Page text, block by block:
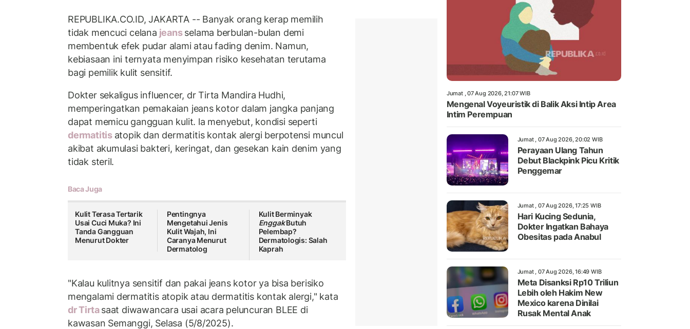
REPUBLIKA.CO.ID, JAKARTA -- Banyak orang kerap memilih
tidak mencuci celana jeansselama berbulan-bulan demi
membentuk efek pudar alami atau fading denim. Namun,
kebiasaan ini ternyata menyimpan risiko kesehatan terutama
bagi pemilik kulit sensitif.
Dokter sekaligus influencer, dr Tirta Mandira Hudhi,
memperingatkan pemakaian jeans kotor dalam jangka panjang
dapat memicu gangguan kulit. la menyebut, kondisi seperti
dermatitis atopik dan dermatitis kontak alergi berpotensi muncul
akibat akumulasi bakteri, keringat, dan gesekan kain denim yang
tidak steril.
Baca Juga
Kulit Terasa Tertarik
Usai Cuci Muka? Ini
Tanda Gangguan
Menurut Dokter
Pentingnya
Mengetahui Jenis
Kulit Wajah, Ini
Caranya Menurut
Dermatolog
Kulit Berminyak
EnggakButuh
Pelembap?
Dermatologis: Salah
Kaprah
"Kalau kulitnya sensitif dan pakai jeans kotor ya bisa berisiko
mengalami dermatitis atopik atau dermatitis kontak alergi," kata
dr Tirtasaat diwawancara usai acara peluncuran BLEE di
kawasan Semanggi, Selasa (5/8/2025).
Jumat , 07 Aug 2026, 21:07 WIB
Mengenal Voyeuristik di Balik Aksi Intip Area
Intim Perempuan
Jumat , 07 Aug 2026, 20:02 WIB
Perayaan Ulang Tahun
Debut Blackpink Picu Kritik
Penggemar
Jumat , 07 Aug 2026, 17:25 WIB
Hari Kucing Sedunia,
Dokter Ingatkan Bahaya
Obesitas pada Anabul
Jumat , 07 Aug 2026, 16:49 WIB
Meta Disanksi Rp10 Triliun
Lebih oleh Hakim New
Mexico karena Dinilai
Rusak Mental Anak